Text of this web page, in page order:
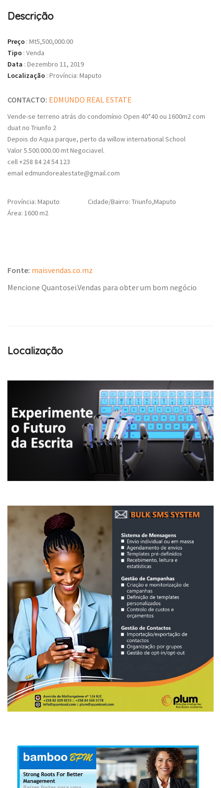
Descrição
Preço : Mt5,500,000.00
Tipo : Venda
Data : Dezembro 11, 2019
Localização : Província: Maputo
CONTACTO: EDMUNDO REAL ESTATE
Vende-se terreno atrás do condomínio Open 40*40 ou 1600m2 com
duat no Triunfo 2
Depois do Aqua parque, perto da willow international School
Valor 5.500.000.00 mt Negociavel.
cell +258 84 24 54 123
email edmundorealestate@gmail.com
Província: Maputo Cidade/Bairro: Triunfo,Maputo
Área: 1600 m2
Fonte: maisvendas.co.mz
Mencione Quantosei.Vendas para obter um bom negócio
Localização